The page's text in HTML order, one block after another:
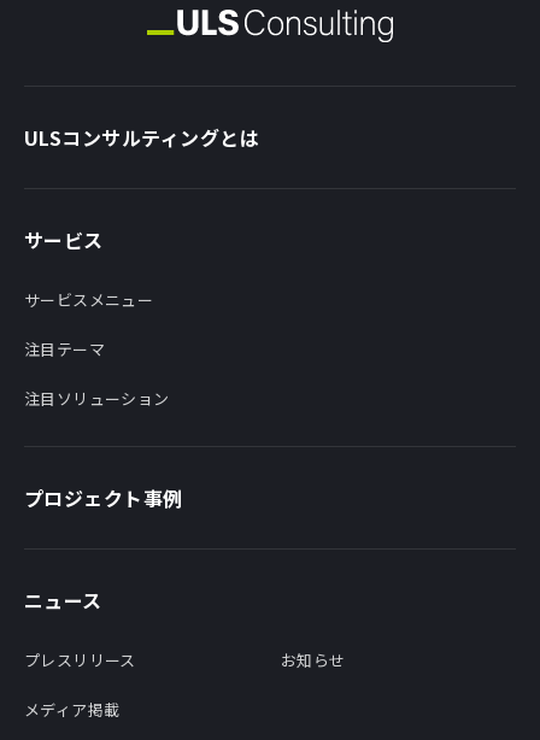
ULSコンサルティングとは
サービス
サービスメニュー
注目テーマ
注目ソリューション
プロジェクト事例
ニュース
プレスリリース お知らせ
メディア掲載